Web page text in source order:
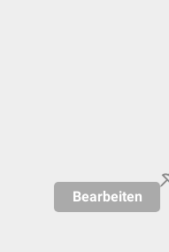
Bearbeiten